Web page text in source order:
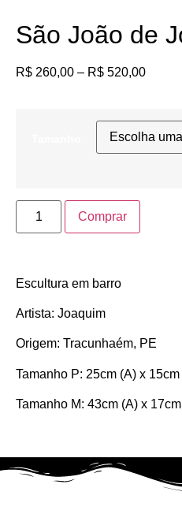
São João de
R$ 260,00 – R$ 520,00
Comprar
Escultura em barro
Artista: Joaquim
Origem: Tracunhaém, PE
Tamanho P: 25cm (A) x
Tamanho M: 43cm (A) x